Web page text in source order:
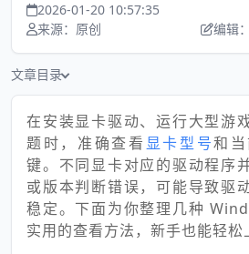
2026-01-20 10:57:35
来源：原创
编辑
文章目录
在安装显卡驱动、运行大型游
题时，准确查看 显卡型号和
键。不同显卡对应的驱动程序
或版本判断错误，可能导致驱
稳定。下面为你整理几种
实用的查看方法，新手也能轻松